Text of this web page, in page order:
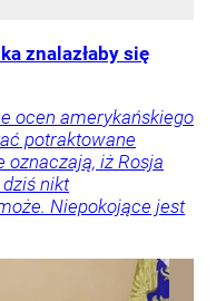
znalazłaby się
ocen amerykańskiego
potraktowane
oznaczają, iż Rosja
nikt
Niepokojące jest